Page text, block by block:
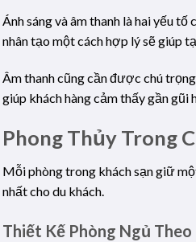
Ánh sáng và âm thanh là hai yếu
nhân tạo một cách hợp lý sẽ giúp
Âm thanh cũng cần được chú
giúp khách hàng cảm thấy gần gũi
Phong Thủy Trong
Mỗi phòng trong khách sạn giữ
nhất cho du khách.
Thiết Kế Phòng Ngủ